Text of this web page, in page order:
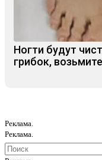
Ногти будут
грибок,
Реклама.
Реклама.